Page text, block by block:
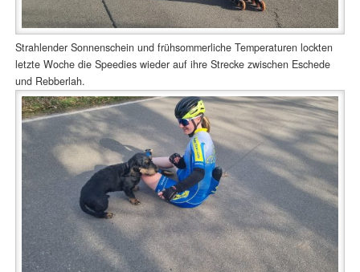
Strahlender Sonnenschein und frühsommerliche Temperaturen lockten
letzte Woche die Speedies wieder auf ihre Strecke zwischen Eschede
und Rebberlah.